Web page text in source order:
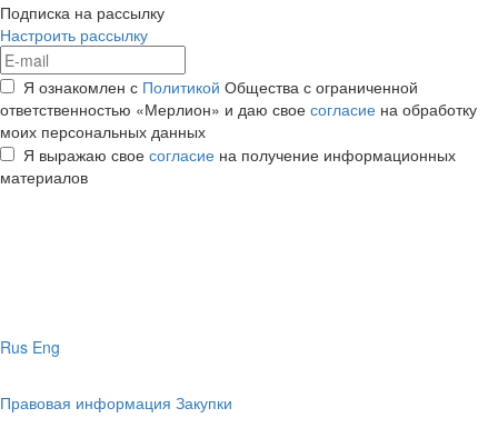
Подписка на рассылку
Настроить рассылку
Я ознакомлен с Политикой Общества с ограниченной
ответственностью «Мерлион» и даю свое согласие на обработку
моих персональных данных
Я выражаю свое согласие на получение информационных
материалов
Rus Eng
Правовая информация Закупки